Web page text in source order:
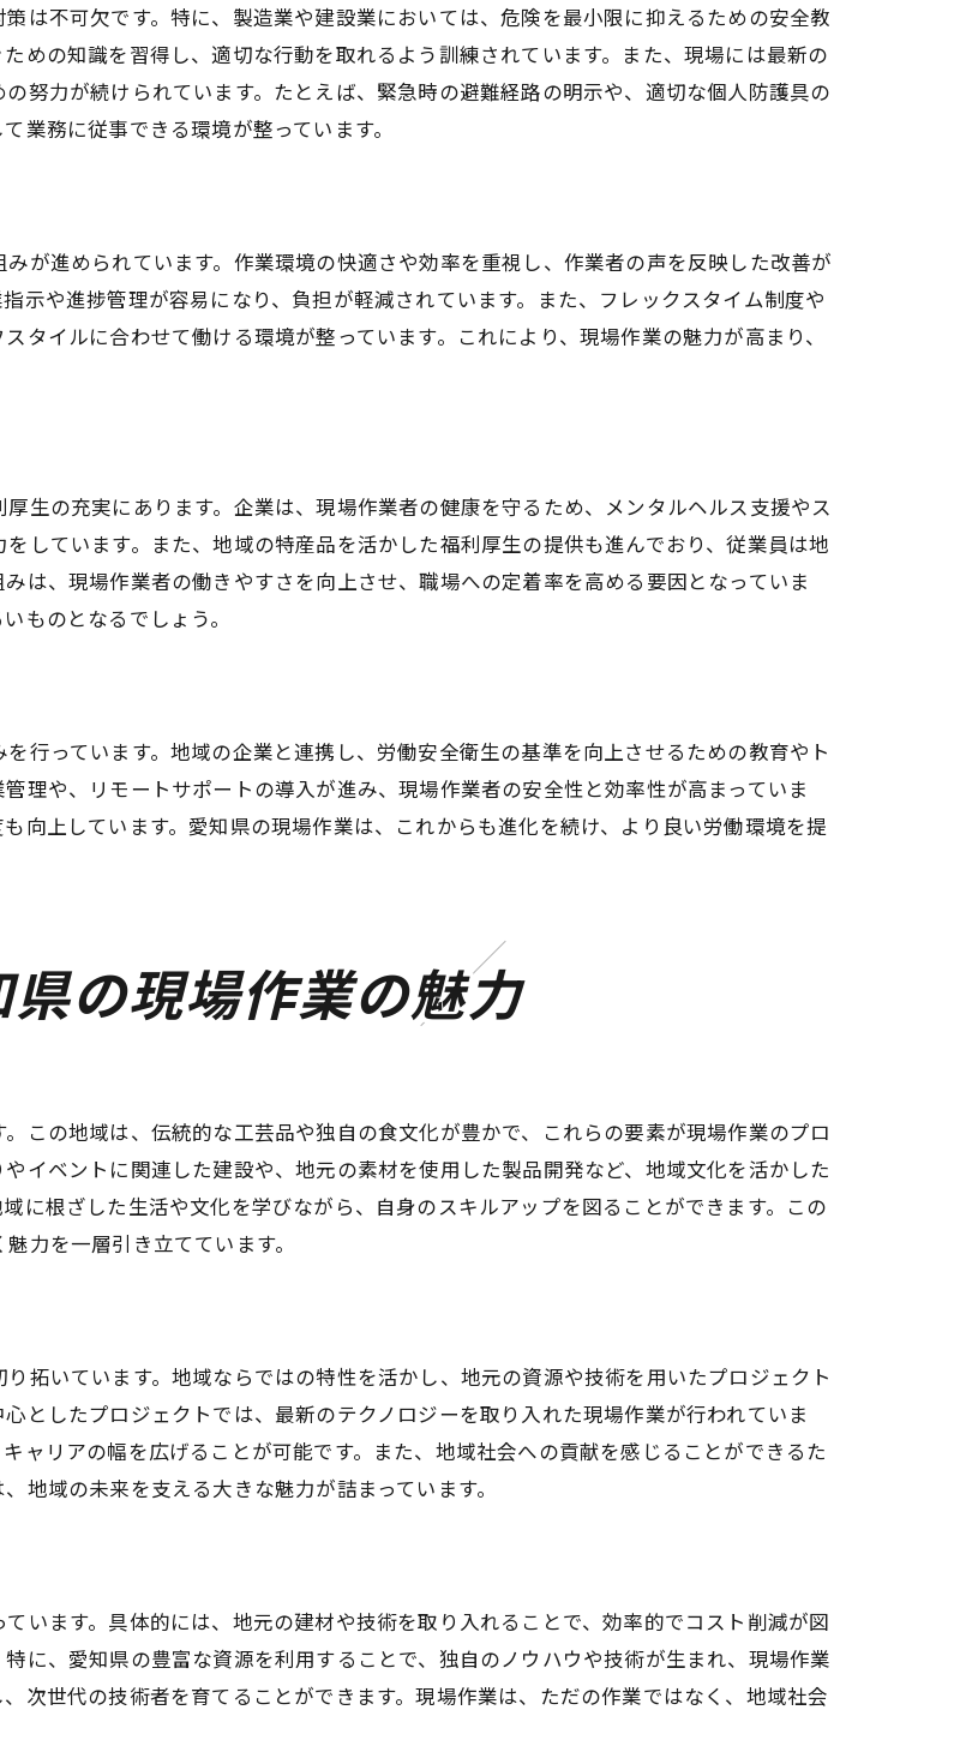
ルアップを目指す現場作業者の育成
イベントでの現場作業の活躍
作業を通じた地域振興の事例
県から始まる現場作業のトレンド
企業とのコラボレーション事例
作業における新しい働き方の提案
を通じた地域社会への貢献と成長
作業がもたらす地域活性化の効果
作業を通じた地域人材の育成
の未来を築く現場作業の重要性
県の地域社会に対する現場作業の影響
の現場作業が提供するやりがいと誇り
作業が生み出す達成感と充実感
の未来を切り拓く愛知県の挑戦と機会
県が直面する現場作業の挑戦
作業における新しいビジネスチャンス
を切り拓くための現場作業の変革
を機会に変える現場作業の未来
は不可欠です。特に、製造業や建設業においては、危険を最小限に抑えるための安全教
めの知識を習得し、適切な行動を取れるよう訓練されています。また、現場には最新の
努力が続けられています。たとえば、緊急時の避難経路の明示や、適切な個人防護具の
業務に従事できる環境が整っています。
が進められています。作業環境の快適さや効率を重視し、作業者の声を反映した改善が
示や進捗管理が容易になり、負担が軽減されています。また、フレックスタイム制度や
タイルに合わせて働ける環境が整っています。これにより、現場作業の魅力が高まり、
生の充実にあります。企業は、現場作業者の健康を守るため、メンタルヘルス支援やス
しています。また、地域の特産品を活かした福利厚生の提供も進んでおり、従業員は地
は、現場作業者の働きやすさを向上させ、職場への定着率を高める要因となっていま
ものとなるでしょう。
行っています。地域の企業と連携し、労働安全衛生の基準を向上させるための教育やト
理や、リモートサポートの導入が進み、現場作業者の安全性と効率性が高まっていま
向上しています。愛知県の現場作業は、これからも進化を続け、より良い労働環境を提
の現場作業の魅力
この地域は、伝統的な工芸品や独自の食文化が豊かで、これらの要素が現場作業のプロ
イベントに関連した建設や、地元の素材を使用した製品開発など、地域文化を活かした
に根ざした生活や文化を学びながら、自身のスキルアップを図ることができます。この
力を一層引き立てています。
拓いています。地域ならではの特性を活かし、地元の資源や技術を用いたプロジェクト
としたプロジェクトでは、最新のテクノロジーを取り入れた現場作業が行われていま
ャリアの幅を広げることが可能です。また、地域社会への貢献を感じることができるた
地域の未来を支える大きな魅力が詰まっています。
います。具体的には、地元の建材や技術を取り入れることで、効率的でコスト削減が図
に、愛知県の豊富な資源を利用することで、独自のノウハウや技術が生まれ、現場作業
次世代の技術者を育てることができます。現場作業は、ただの作業ではなく、地域社会